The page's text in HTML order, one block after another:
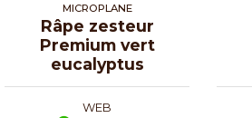
MICROPLANE
Râpe zesteur
Premium vert
eucalyptus
WEB